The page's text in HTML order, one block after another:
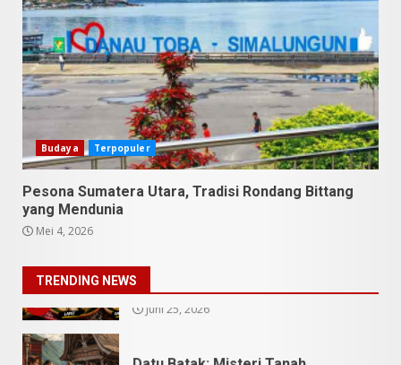
Budaya Terpopuler
Pesona Sumatera Utara, Tradisi Rondang Bittang
yang Mendunia
Mei 4, 2026
TRENDING NEWS
1
Utara Bukan Cuma Medan dan
Danau Toba
Juli 31, 2026
2
5 Kuliner Sumatera Utara yang
Unik
Juli 13, 2026
3
Batak Terungkap!